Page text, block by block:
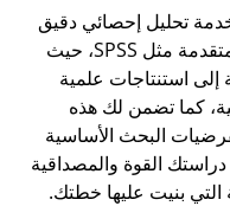
خدمة تحليل إحصائي دقيق
وشامل للبيانات باستخدام برمجيات متقدمة مثل SPSS، حيث
إلى استنتاجات علمية
كما تضمن لك هذه
البحث الأساسية
القوة والمصداقية
التي بنيت عليها خطتك.